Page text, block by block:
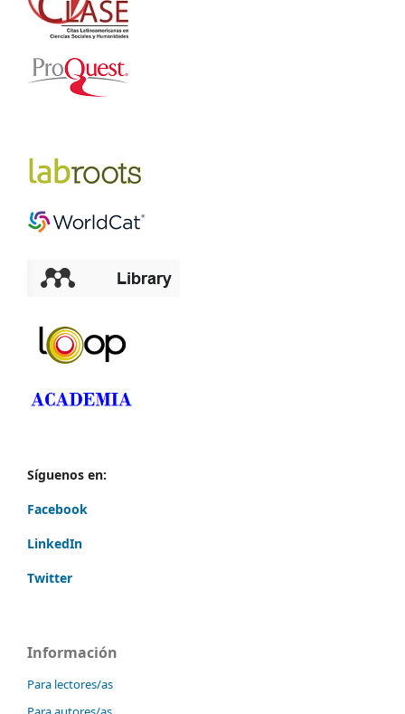
Síguenos en:
Facebook
LinkedIn
Twitter
Información
Para lectores/as